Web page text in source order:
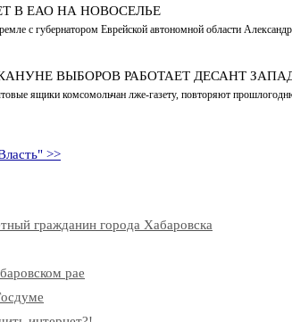
В ЕАО НА НОВОСЕЛЬЕ
с губернатором Еврейской автономной области
ВЫБОРОВ РАБОТАЕТ ДЕСАНТ
ящики комсомольчан лже-газету, повторяют
>>
гражданин города Хабаровска
рае